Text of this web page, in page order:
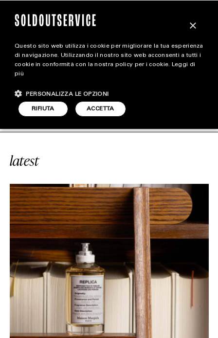
magazine
STYLE
FOOTWEAR
AUTHORS
latest
×
Questo sito web utilizza i cookie per migliorare la tua esperienza
di navigazione. Utilizzando il nostro sito web acconsenti a tutti i
cookie in conformità con la nostra policy per i cookie. Leggi di
più
ACCETTA
RIFIUTA
PERSONALIZZA LE OPZIONI